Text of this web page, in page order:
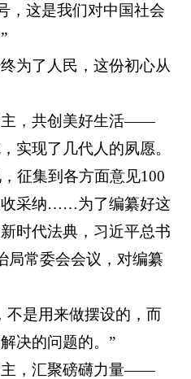
，这是我们对中国社会
为了人民，这份初心从
主，共创美好生活——
实现了几代人的夙愿。
征集到各方面意见100
收采纳……为了编纂好这
时代法典，习近平总书
局常委会会议，对编纂
不是用来做摆设的，而
决的问题的。”
主，汇聚磅礴力量——